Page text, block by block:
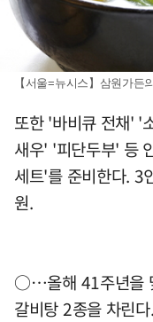
【서울=뉴시스】삼원가든
또한 '바비큐 전채' '
새우' '피단두부' 등
세트'를 준비한다. 3
원.
○…올해 41주년을
갈비탕 2종을 차린다.